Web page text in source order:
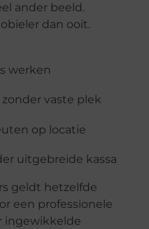
ander beeld.
dan ooit.
werken
zonder vaste plek
op locatie
uitgebreide kassa
geldt hetzelfde
een professionele
ingewikkelde